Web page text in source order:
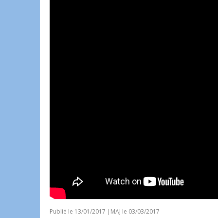
Publié le 13/01/2017 | MAJ le 03/03/2017